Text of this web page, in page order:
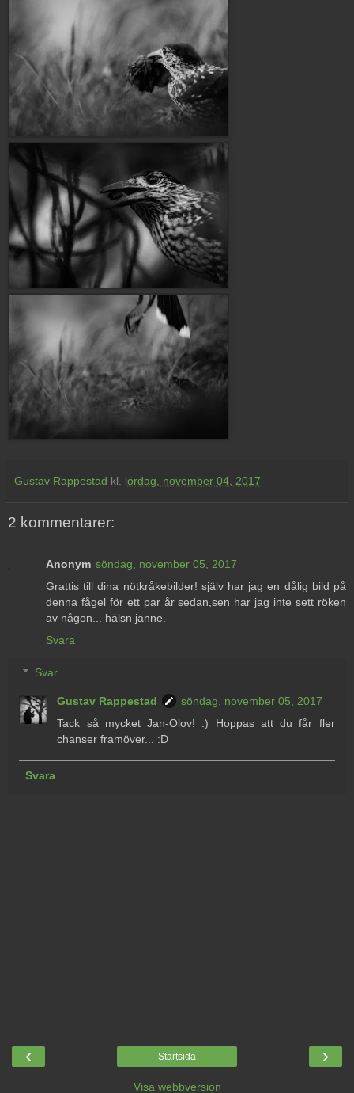
Gustav Rappestad kl. lördag, november 04, 2017
2 kommentarer:
Anonym söndag, november 05, 2017
Grattis till dina nötkråkebilder! själv har jag en dålig bild på
denna fågel för ett par år sedan,sen har jag inte sett röken
av någon... hälsn janne.
Svara
Svar
Gustav Rappestad
söndag, november 05, 2017
Tack så mycket Jan-Olov! :) Hoppas att du får fler
chanser framöver... :D
Svara
‹ ›
Startsida
Visa webbversion